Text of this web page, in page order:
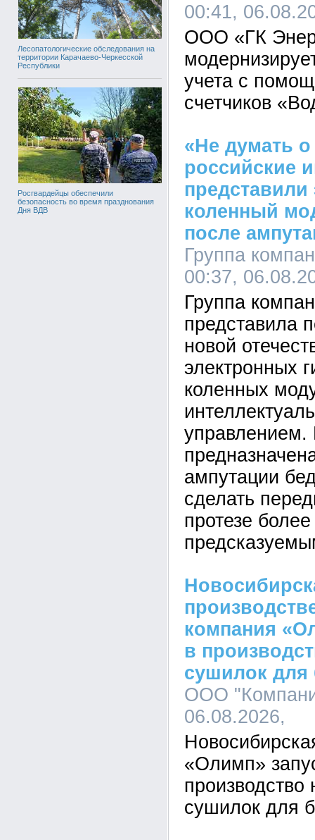
Лесопатологические обследования на
территории Карачаево-Черкесской
Республики
Росгвардейцы обеспечили
безопасность во время празднования
Дня ВДВ
00:41,
ООО «ГК
учета с
счетчиков
«Не думать
российские
коленный
после
Группа
00:37,
Группа
представила
новой
электронных
коленных
управлением.
ампутации
сделать
протезе
компания
в
сушилок для
ООО
06.08.2026,
«Олимп»
сушилок для